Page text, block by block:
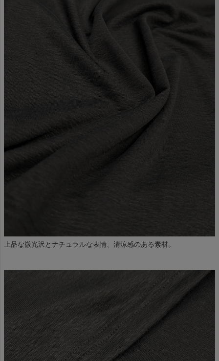
上品な微光沢とナチュラルな表情、清涼感のある素材。